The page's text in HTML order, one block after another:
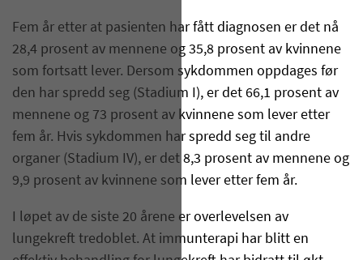
Fem år etter at pasienten har fått diagnosen er det nå
28,4 prosent av mennene og 35,8 prosent av kvinnene
som fortsatt lever. Dersom sykdommen oppdages før
den har spredd seg (Stadium I), er det 66,1 prosent av
mennene og 73 prosent av kvinnene som lever etter
fem år. Hvis sykdommen har spredd seg til andre
organer (Stadium IV), er det 8,3 prosent av mennene og
9,9 prosent av kvinnene som lever etter fem år.
I løpet av de siste 20 årene er overlevelsen av
lungekreft tredoblet. At immunterapi har blitt en